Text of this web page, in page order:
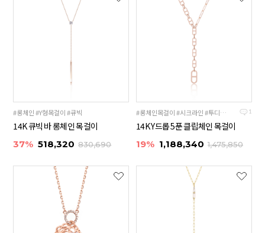
#롱체인 #Y형목걸이 #큐빅
14K 큐빅 바 롱체인 목걸이
37% 518,320 830,690
1
#롱체인목걸이 #시크라인 #투디자인체인
14K Y드롭 5푼 클립체인 목걸이
19% 1,188,340 1,475,850